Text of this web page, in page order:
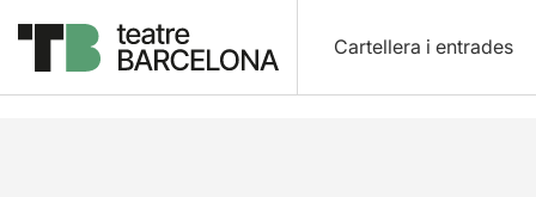
Cartellera i entrades